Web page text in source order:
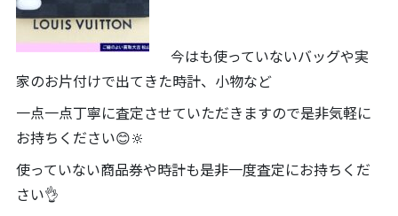
今はも使っていないバッグや実
家のお片付けで出てきた時計、小物など
一点一点丁寧に査定させていただきますので是非気軽に
お持ちください😊🔆
使っていない商品券や時計も是非一度査定にお持ちくだ
さい👌